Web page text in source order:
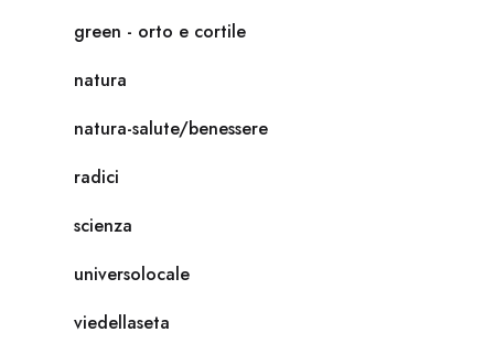
green - orto e cortile
natura
natura-salute/benessere
radici
scienza
universolocale
viedellaseta